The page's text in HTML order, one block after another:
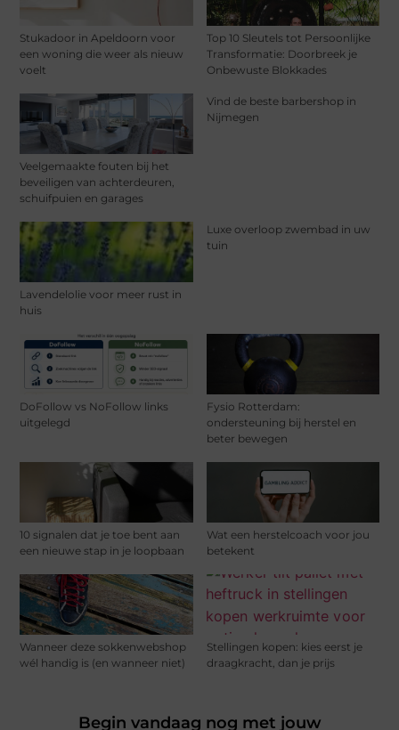
Stukadoor in Apeldoorn voor
een woning die weer als nieuw
voelt
Top 10 Sleutels tot Persoonlijke
Transformatie: Doorbreek je
Onbewuste Blokkades
Veelgemaakte fouten bij het
beveiligen van achterdeuren,
schuifpuien en garages
Vind de beste barbershop in
Nijmegen
Lavendelolie voor meer rust in
huis
Luxe overloop zwembad in uw
tuin
DoFollow vs NoFollow links
uitgelegd
Fysio Rotterdam:
ondersteuning bij herstel en
beter bewegen
10 signalen dat je toe bent aan
een nieuwe stap in je loopbaan
Wat een herstelcoach voor jou
betekent
Wanneer deze sokkenwebshop
wél handig is (en wanneer niet)
Stellingen kopen: kies eerst je
draagkracht, dan je prijs
Begin vandaag nog met jouw